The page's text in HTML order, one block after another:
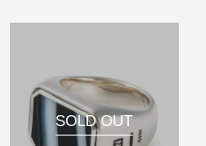
SOLD OUT